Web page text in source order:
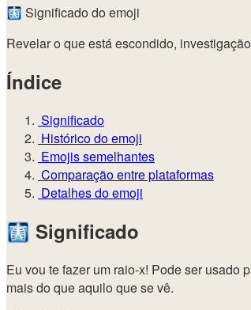
🩻 Significado do emoji
Revelar o que está escondido,
Índice
Significado
Histórico do emoji
Emojis semelhantes
Comparação entre plataformas
Detalhes do emoji
🩻 Significado
Eu vou te fazer um raio-x! Pode ser usado
mais do que aquilo que se vê.